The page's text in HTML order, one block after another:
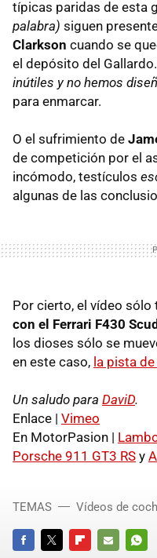
típicas paridas de esta
palabra) siguen
Clarkson cuando se
el depósito del
inútiles y no hemos
para enmarcar.
O el sufrimiento de
de competición por el
incómodo, testículos
algunas de las
Por cierto, el vídeo sólo
con el Ferrari F430
los dioses sólo se
en este caso, la pista
Un saludo para DaviD.
Enlace | Vimeo
En MotorPasion |
Porsche 911 GT3 RS y
TEMAS Vídeos de